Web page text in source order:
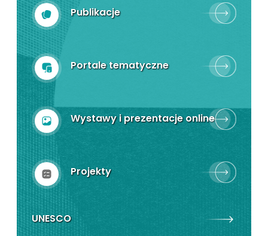
Publikacje
Portale tematyczne
Wystawy i prezentacje online
Projekty
UNESCO